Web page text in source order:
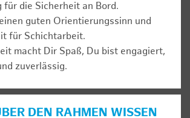
für die Sicherheit an Bord.
guten Orientierungssinn und
für Schichtarbeit.
macht Dir Spaß, Du bist engagiert,
zuverlässig.
DEN RAHMEN WISSEN